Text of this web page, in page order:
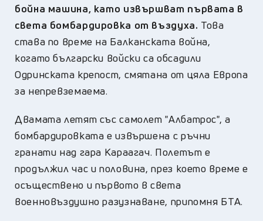
бойна машина, като извършват първата в
света бомбардировка от въздуха. Това
става по време на Балканската война,
когато български войски са обсадили
Одринската крепост, смятана от цяла Европа
за непревземаема.
Двамата летят със самолет "Албатрос", а
бомбардировката е извършена с ръчни
гранати над гара Караагач. Полетът е
продължил час и половина, през което време е
осъществено и първото в света
военновъздушно разузнаване, припомня БТА.